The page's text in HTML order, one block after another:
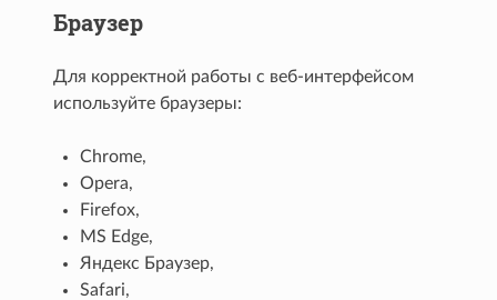
Браузер
Для корректной работы с веб-интерфейсом
используйте браузеры:
Chrome,
Opera,
Firefox,
MS Edge,
Яндекс Браузер,
Safari,